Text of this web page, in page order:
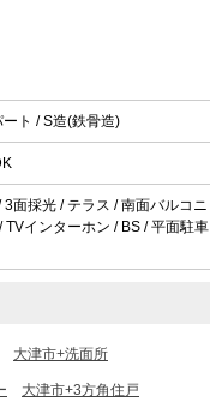
ート / S造(鉄骨造)
面採光 / テラス / 南面バルコニ
インターホン / BS / 平面駐車
大津市+洗面所
大津市+3方角住戸